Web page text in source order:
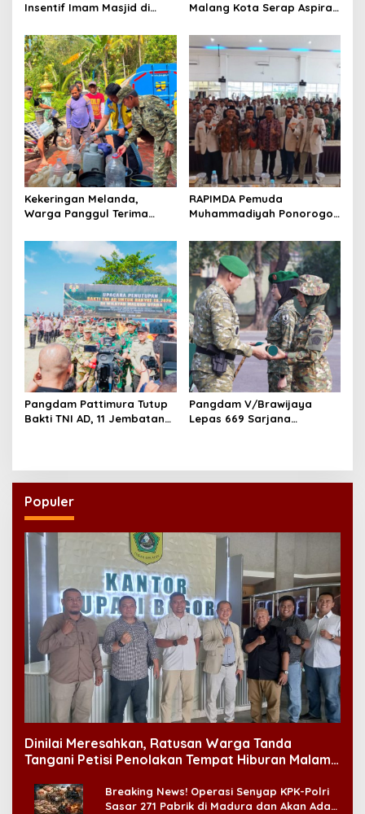
Insentif Imam Masjid di
Model Nasional
Malang Kota Serap Aspirasi
Kamtibmas
Kekeringan Melanda,
Warga Panggul Terima
RAPIMDA Pemuda
Muhammadiyah Ponorogo
Kebangsaan Berbasis
Integritas
Pangdam Pattimura Tutup
Bakti TNI AD, 11 Jembatan
Pangdam V/Brawijaya
Lepas 669 Sarjana
Populer
Dinilai Meresahkan, Ratusan Warga Tanda
Tangani Petisi Penolakan Tempat Hiburan Malam
Breaking News! Operasi Senyap KPK-Polri
Sasar 271 Pabrik di Madura dan Akan Ada